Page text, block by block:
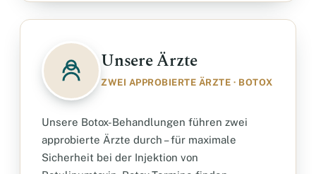
Unsere Ärzte
ZWEI APPROBIERTE ÄRZTE · BOTOX
Unsere Botox-Behandlungen führen zwei
approbierte Ärzte durch – für maximale
Sicherheit bei der Injektion von